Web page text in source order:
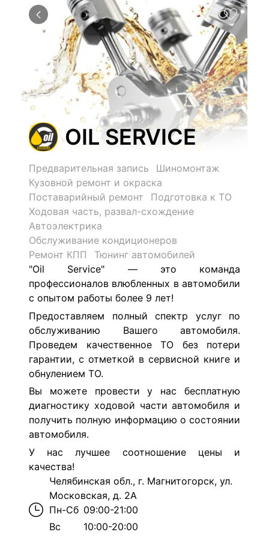
ОIL SERVICE
Предварительная запись
Шиномонтаж
Кузовной ремонт и окраска
Поставарийный ремонт
Подготовка к ТО
Ходовая часть, развал-схождение
Автоэлектрика
Обслуживание кондиционеров
Ремонт КПП
Тюнинг автомобилей
"Oil Service" — это команда
профессионалов влюбленных в автомобили
с опытом работы более 9 лет!
Предоставляем полный спектр услуг по
обслуживанию Вашего автомобиля.
Проведем качественное ТО без потери
гарантии, с отметкой в сервисной книге и
обнулением ТО.
Вы можете провести у нас бесплатную
диагностику ходовой части автомобиля и
получить полную информацию о состоянии
автомобиля.
У нас лучшее соотношение цены и
качества!
Челябинская обл., г. Магнитогорск, ул.
Московская, д. 2А
Пн-Сб 09:00-21:00
Вс
10:00-20:00